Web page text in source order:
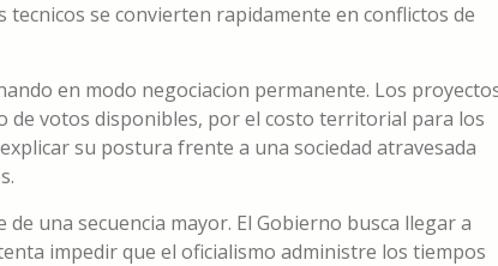
se convierten rapidamente en conflictos de
en modo negociacion permanente. Los
de votos disponibles, por el costo territorial para los
su postura frente a una sociedad atravesada
una secuencia mayor. El Gobierno busca llegar a
impedir que el oficialismo administre los tiempos